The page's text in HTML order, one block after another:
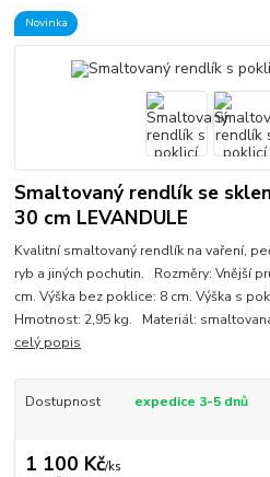
Novinka
Smaltovaný rendlík se
30 cm LEVANDULE
Kvalitní smaltovaný rendlík na vaření,
ryb a jiných pochutin. Rozměry: Vnější
cm. Výška bez poklice: 8 cm. Výška s
Hmotnost: 2,95 kg. Materiál:
celý popis
Dostupnost expedice 3-5 dnů
1 100 Kč/ks